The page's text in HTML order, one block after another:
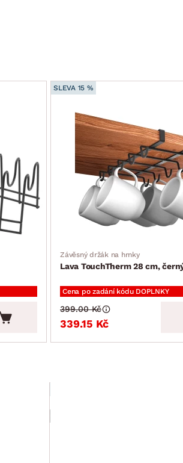
SLEVA 15 %
Závěsný držák na hrnky
Lava TouchTherm 28 cm,
Cena po zadání kódu DOPLNKY
339.15 Kč
399.00 Kč